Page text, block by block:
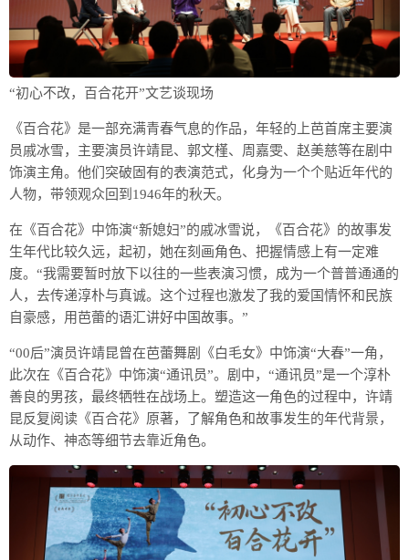
“初心不改，百合花开”文艺谈现场
《百合花》是一部充满青春气息的作品，年轻的上芭首席主要演
员戚冰雪，主要演员许靖昆、郭文槿、周嘉雯、赵美慈等在剧中
饰演主角。他们突破固有的表演范式，化身为一个个贴近年代的
人物，带领观众回到1946年的秋天。
在《百合花》中饰演“新媳妇”的戚冰雪说，《百合花》的故事发
生年代比较久远，起初，她在刻画角色、把握情感上有一定难
度。“我需要暂时放下以往的一些表演习惯，成为一个普普通通的
人，去传递淳朴与真诚。这个过程也激发了我的爱国情怀和民族
自豪感，用芭蕾的语汇讲好中国故事。”
“00后”演员许靖昆曾在芭蕾舞剧《白毛女》中饰演“大春”一角，
此次在《百合花》中饰演“通讯员”。剧中，“通讯员”是一个淳朴
善良的男孩，最终牺牲在战场上。塑造这一角色的过程中，许靖
昆反复阅读《百合花》原著，了解角色和故事发生的年代背景，
从动作、神态等细节去靠近角色。